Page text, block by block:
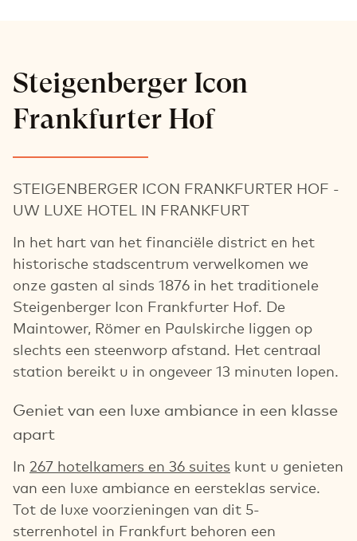
Steigenberger Icon
Frankfurter Hof
STEIGENBERGER ICON FRANKFURTER HOF -
UW LUXE HOTEL IN FRANKFURT
In het hart van het financiële district en het
historische stadscentrum verwelkomen we
onze gasten al sinds 1876 in het traditionele
Steigenberger Icon Frankfurter Hof. De
Maintower, Römer en Paulskirche liggen op
slechts een steenworp afstand. Het centraal
station bereikt u in ongeveer 13 minuten lopen.
Geniet van een luxe ambiance in een klasse
apart
In 267 hotelkamers en 36 suites kunt u genieten
van een luxe ambiance en eersteklas service.
Tot de luxe voorzieningen van dit 5-
sterrenhotel in Frankfurt behoren een